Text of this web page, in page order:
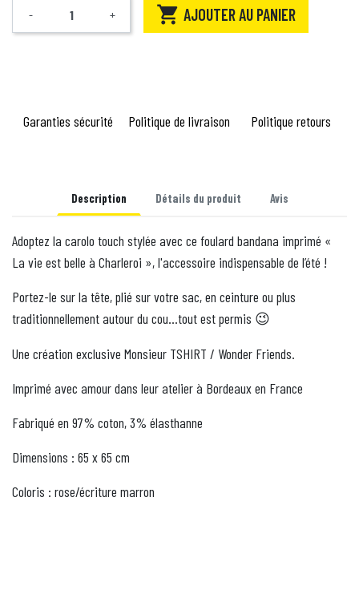
Quantité
- +  AJOUTER AU PANIER
Garanties sécurité Politique de livraison Politique retours
Description Détails du produit Avis
Adoptez la carolo touch stylée avec ce foulard bandana imprimé «
La vie est belle à Charleroi », l'accessoire indispensable de l’été !
Portez-le sur la tête, plié sur votre sac, en ceinture ou plus
traditionnellement autour du cou…tout est permis 😉
Une création exclusive Monsieur TSHIRT / Wonder Friends.
Imprimé avec amour dans leur atelier à Bordeaux en France
Fabriqué en 97% coton, 3% élasthanne
Dimensions : 65 x 65 cm
Coloris : rose/écriture marron